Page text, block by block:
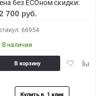
без ECOном скидки:
700 руб.
66954
В наличии
Добавить
В корзину